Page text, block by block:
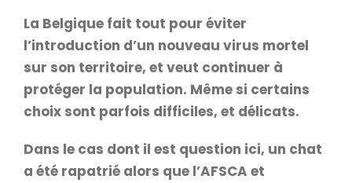
La Belgique fait tout pour éviter
l’introduction d’un nouveau virus mortel
sur son territoire, et veut continuer à
protéger la population. Même si certains
choix sont parfois difficiles, et délicats.
Dans le cas dont il est question ici, un chat
a été rapatrié alors que l’AFSCA et